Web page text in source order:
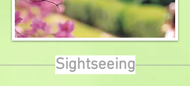
Sightseeing